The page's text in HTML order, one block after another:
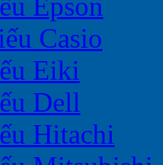
Casio
Eiki
Dell
Hitachi